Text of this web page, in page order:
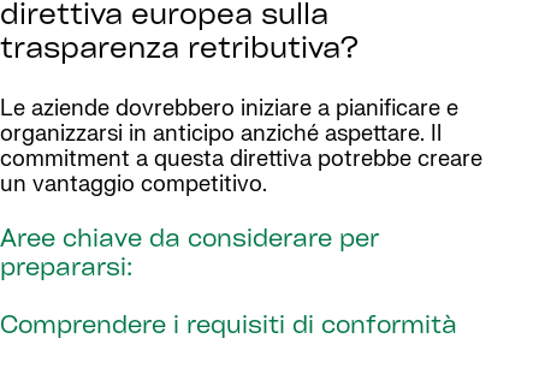
direttiva europea sulla
trasparenza retributiva?
Le aziende dovrebbero iniziare a pianificare e
organizzarsi in anticipo anziché aspettare. Il
commitment a questa direttiva potrebbe creare
un vantaggio competitivo.
Aree chiave da considerare per
prepararsi:
Comprendere i requisiti di conformità